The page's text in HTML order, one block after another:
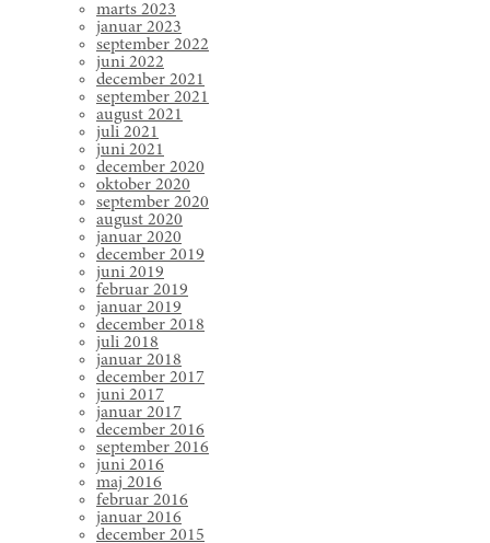
marts 2023
januar 2023
september 2022
juni 2022
december 2021
september 2021
august 2021
juli 2021
juni 2021
december 2020
oktober 2020
september 2020
august 2020
januar 2020
december 2019
juni 2019
februar 2019
januar 2019
december 2018
juli 2018
januar 2018
december 2017
juni 2017
januar 2017
december 2016
september 2016
juni 2016
maj 2016
februar 2016
januar 2016
december 2015